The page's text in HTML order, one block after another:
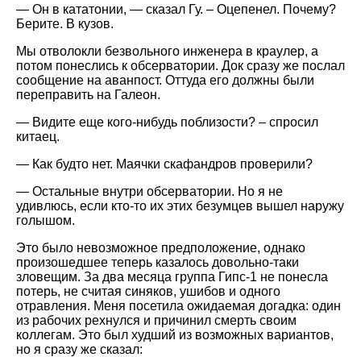
— Он в кататонии, — сказал Гу. – Оцепенел. Почему?
Берите. В кузов.
Мы отволокли безвольного инженера в краулер, а
потом понеслись к обсерватории. Док сразу же послал
сообщение на аванпост. Оттуда его должны были
переправить на Галеон.
— Видите еще кого-нибудь поблизости? – спросил
китаец.
— Как будто нет. Маячки скафандров проверили?
— Остальные внутри обсерватории. Но я не
удивлюсь, если кто-то их этих безумцев вышел наружу
голышом.
Это было невозможное предположение, однако
произошедшее теперь казалось довольно-таки
зловещим. За два месяца группа Гипс-1 не понесла
потерь, не считая синяков, ушибов и одного
отравления. Меня посетила ожидаемая догадка: один
из рабочих рехнулся и причинил смерть своим
коллегам. Это был худший из возможных вариантов,
но я сразу же сказал: